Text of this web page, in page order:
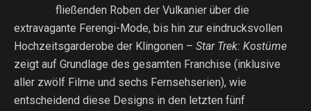
fließenden Roben der Vulkanier über die
extravagante Ferengi-Mode, bis hin zur eindrucksvollen
Hochzeitsgarderobe der Klingonen – Star Trek: Kostüme
zeigt auf Grundlage des gesamten Franchise (inklusive
aller zwölf Filme und sechs Fernsehserien), wie
entscheidend diese Designs in den letzten fünf